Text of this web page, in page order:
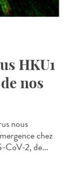
HKU1
nos
nous
chez
CoV-2, de...